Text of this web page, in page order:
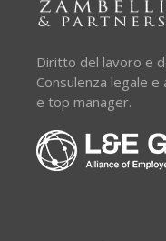
Diritto del lavoro e
Consulenza legale
e top manager.